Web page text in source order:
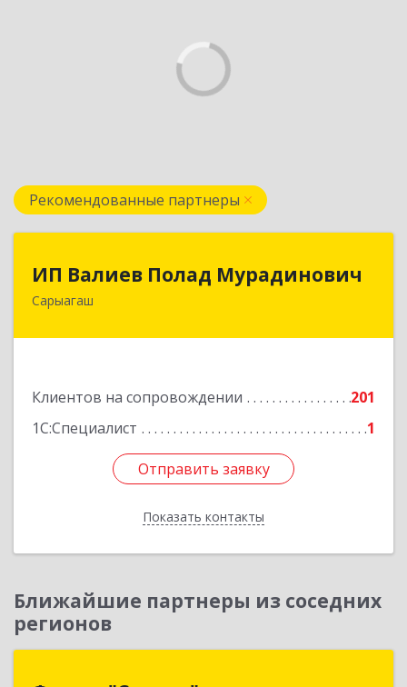
Рекомендованные партнеры
ИП Валиев Полад Мурадинович
Сарыагаш
Клиентов на сопровождении
201
1С:Специалист
1
Отправить заявку
Показать контакты
160900, Республика Казахстан, Туркестанская
Подробнее
Отправить заявку
Назад
Ближайшие партнеры из соседних
регионов